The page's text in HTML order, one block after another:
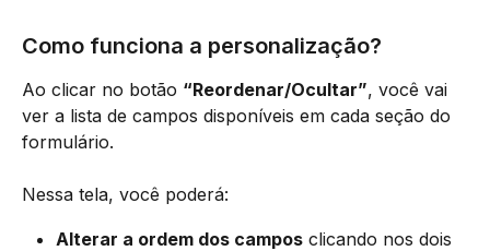
Como funciona a personalização?
Ao clicar no botão “Reordenar/Ocultar”, você vai
ver a lista de campos disponíveis em cada seção do
formulário.
Nessa tela, você poderá:
Alterar a ordem dos campos clicando nos dois